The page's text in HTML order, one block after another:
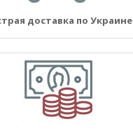
доставка по Украине